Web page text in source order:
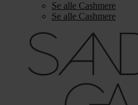
Se alle Cashmere
Se alle Cashmere